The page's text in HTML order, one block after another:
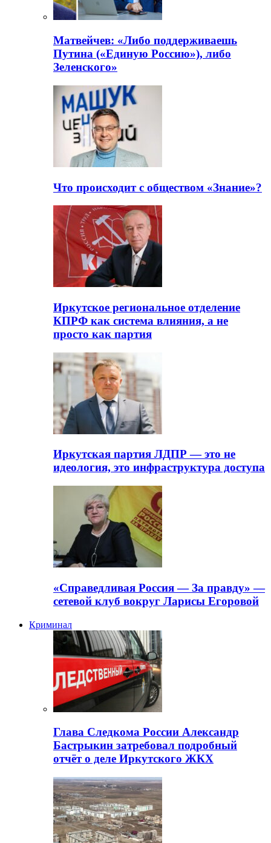
Матвейчев: «Либо поддерживаешь
Путина («Единую Россию»), либо
Зеленского»
Что происходит с обществом «Знание»?
Иркутское региональное отделение
КПРФ как система влияния, а не
просто как партия
Иркутская партия ЛДПР — это не
идеология, это инфраструктура доступа
«Справедливая Россия — За правду» —
сетевой клуб вокруг Ларисы Егоровой
Криминал
Глава Следкома России Александр
Бастрыкин затребовал подробный
отчёт о деле Иркутского ЖКХ